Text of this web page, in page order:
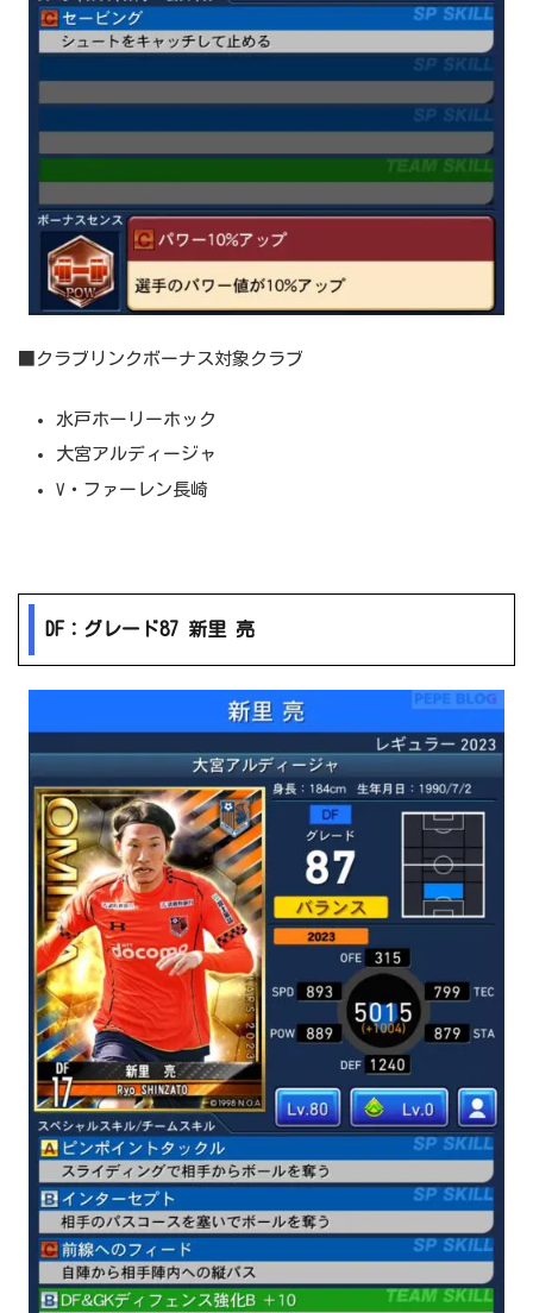
■クラブリンクボーナス対象クラブ
水戸ホーリーホック
大宮アルディージャ
V・ファーレン長崎
DF：グレード87 新里 亮